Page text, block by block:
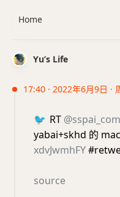
Yu’s Life
17:40 · 2022年6月9日 ·
🐦 RT @sspai_com
yabai+skhd 的
xdvJwmhFY
source
Home